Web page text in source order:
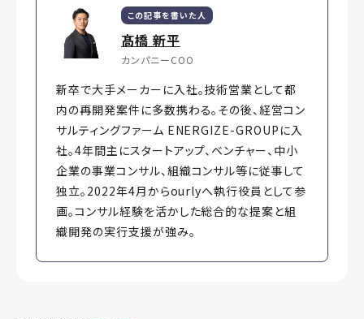
この記事を書いた人
髙橋 新平
カンパニーCOO
新卒で大手メーカーに入社。技術営業として都
内の再開発案件に多数携わる。その後、経営コン
サルティングファーム ENERGIZE-GROUPに入
社。4年間主にスタートアップ、ベンチャー、中小
企業の事業コンサル、組織コンサル等に従事して
独立。2022年4月からourlyへ執行役員として参
画。コンサル経験を活かした総合的な提案と組
織開発の実行支援が強み。